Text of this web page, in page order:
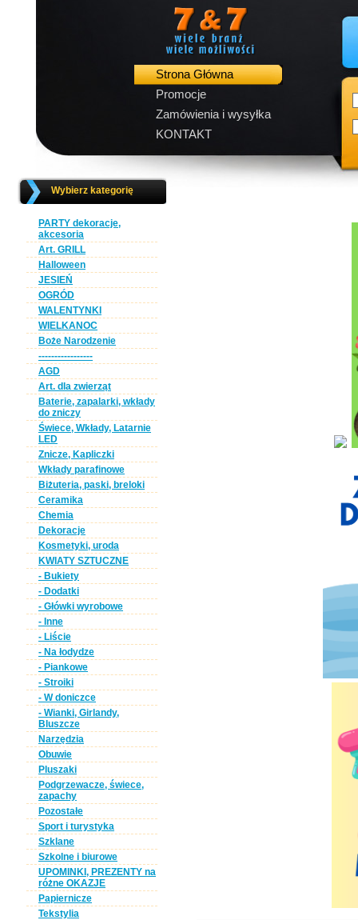
Strona Główna
Promocje
Zamówienia i wysyłka
KONTAKT
Wybierz kategorię
PARTY dekoracje,
akcesoria
Art. GRILL
Halloween
JESIEŃ
OGRÓD
WALENTYNKI
WIELKANOC
Boże Narodzenie
-----------------
AGD
Art. dla zwierząt
Baterie, zapalarki, wkłady
do zniczy
Świece, Wkłady, Latarnie
LED
Znicze, Kapliczki
Wkłady parafinowe
Biżuteria, paski, breloki
Ceramika
Chemia
Dekoracje
Kosmetyki, uroda
KWIATY SZTUCZNE
- Bukiety
- Dodatki
- Główki wyrobowe
- Inne
- Liście
- Na łodydze
- Piankowe
- Stroiki
- W doniczce
- Wianki, Girlandy,
Bluszcze
Narzędzia
Obuwie
Pluszaki
Podgrzewacze, świece,
zapachy
Pozostałe
Sport i turystyka
Szklane
Szkolne i biurowe
UPOMINKI, PREZENTY na
różne OKAZJE
Papiernicze
Tekstylia